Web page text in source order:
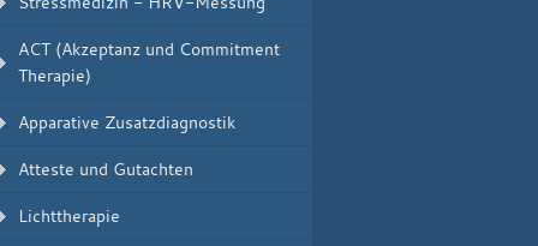
ACT (Akzeptanz und Commitment
Therapie)
Apparative Zusatzdiagnostik
Atteste und Gutachten
Lichttherapie